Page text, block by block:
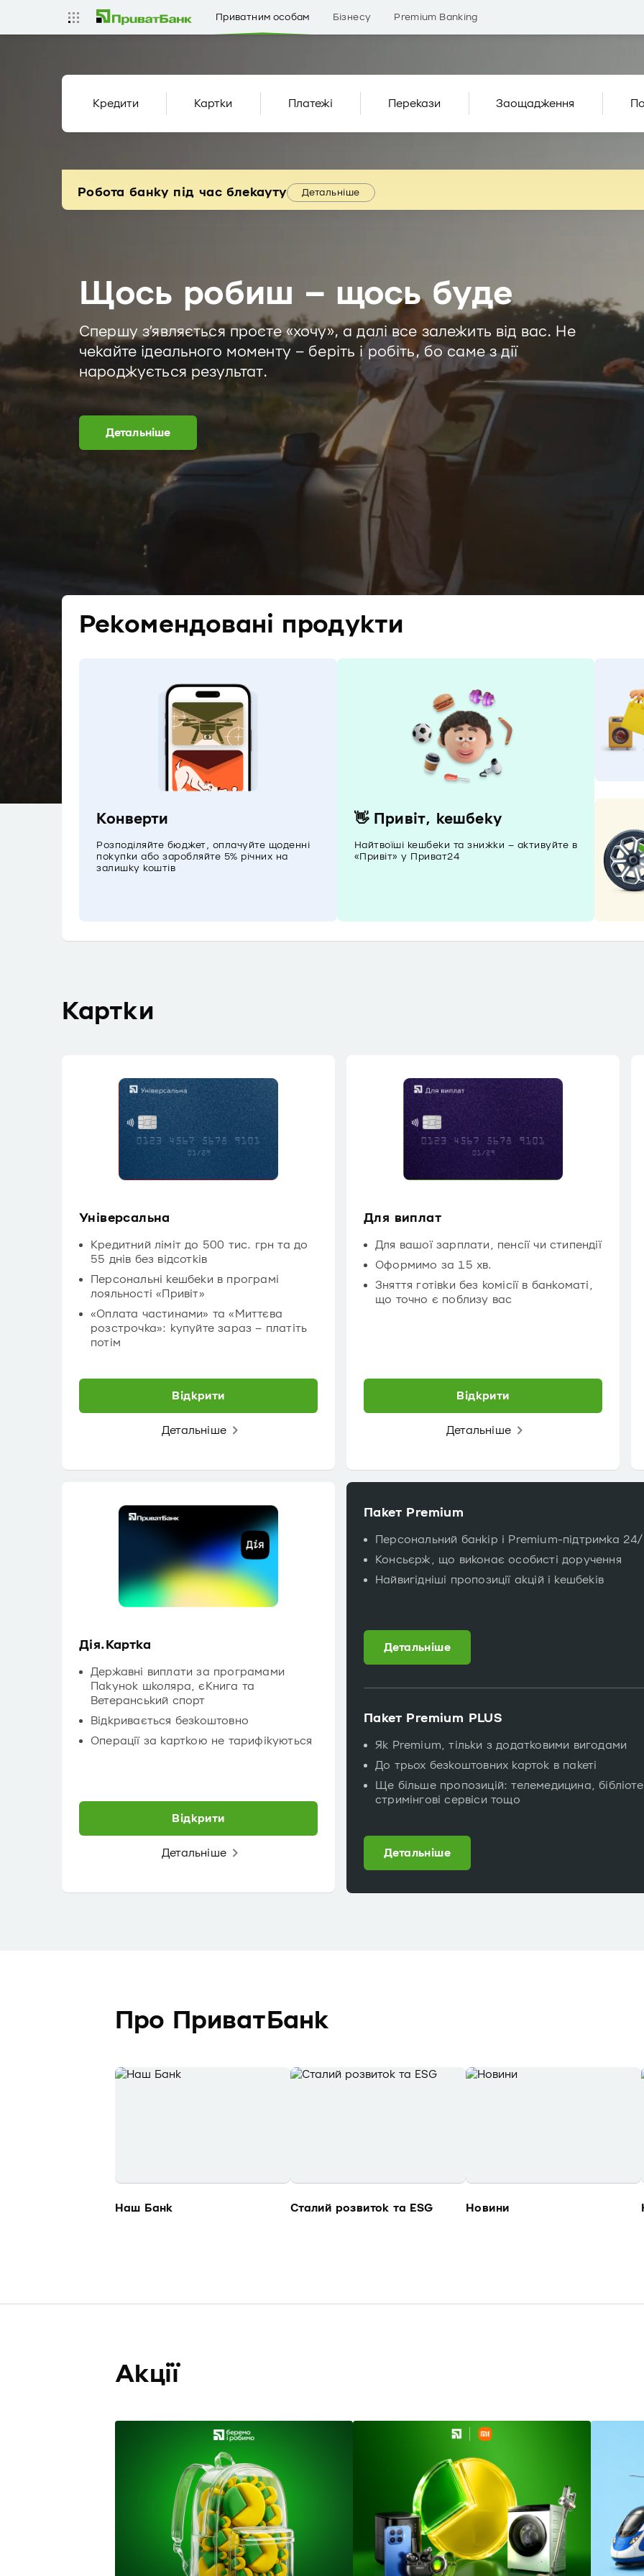
Приватним особам Бізнесу Premium Banking
Кредити Картки Платежі Перекази Заощадження
Робота банку під час блекауту Детальніше
Щось робиш – щось буде
Спершу з’являється просте «хочу», а далі все залежить від вас. Не
чекайте ідеального моменту – беріть і робіть, бо саме з дії
народжується результат.
Детальніше
Рекомендовані продукти
Конверти
Розподіляйте бюджет, оплачуйте щоденні
покупки або заробляйте 5% річних на
залишку коштів
👋 Привіт, кешбеку
Найтвоїші кешбеки та знижки – активуйте в
«Привіт» у Приват24
Картки
Універсальна
Кредитний ліміт до 500 тис. грн та до
55 днів без відсотків
Персональні кешбеки в програмі
лояльності «Привіт»
«Оплата частинами» та «Миттєва
розстрочка»: купуйте зараз – платіть
потім
Відкрити
Детальніше
Для виплат
Для вашої зарплати, пенсії чи стипендії
Оформимо за 15 хв.
Зняття готівки без комісії в банкоматі,
що точно є поблизу вас
Відкрити
Детальніше
Дія.Картка
Державні виплати за програмами
Пакунок школяра, єКнига та
Ветеранський спорт
Відкривається безкоштовно
Операції за карткою не тарифікуються
Відкрити
Детальніше
Пакет Premium
Персональний банкір і Premium-підтримка
Консьєрж, що виконає особисті доручення
Найвигідніші пропозиції акцій і кешбеків
Детальніше
Пакет Premium PLUS
Як Premium, тільки з додатковими вигодами
До трьох безкоштовних карток в пакеті
Ще більше пропозицій: телемедицина,
стримінгові сервіси тощо
Детальніше
Про ПриватБанк
Наш Банк Сталий розвиток та ESG Новини
Акції